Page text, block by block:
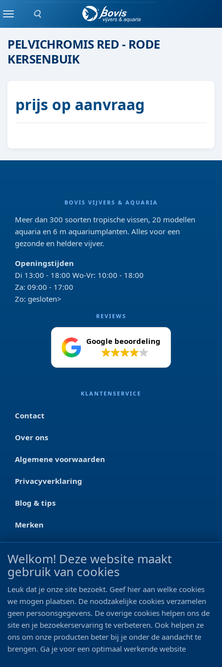
Zoeken
MenuEenlingen / Paren vis
PELVICHROMIS RED - RODE
KERSENBUIK
prijs op aanvraag
BOVIS VIJVERS & AQUARIA
Meer dan 300 soorten tropische vissen, 20 modellen
aquaria en 6 m aquariumplanten. Alles voor een
gezonde en heldere vijver.
Openingstijden
Di 13:00 - 18:00 Wo-Vr: 10:00 - 18:00
Za: 09:00 - 17:00
Zo: gesloten>
REVIEWS
Google beoordeling
KLANTENSERVICE
Contact
Over ons
Algemene voorwaarden
Privacyverklaring
Blog & tips
Merken
CONTACT
Ootmarsumseweg 125a
0546 - 622 990
06 - 11 19 81 42
info@bo-vis.nl
Welkom! Deze website maakt
gebruik van cookies
Leuk dat je onze site bezoekt. Geef hier aan welke cookies
we mogen plaatsen. De noodzakelijke cookies verzamelen
geen persoonsgegevens. De overige cookies helpen ons de
site en je bezoekerservaring te verbeteren. Ook helpen ze
ons om onze producten beter bij je onder de aandacht te
brengen. Ga je voor een optimaal werkende website